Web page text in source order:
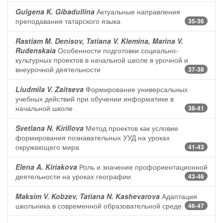
Gulgena K. Gibadullina Актуальные направления
преподавания татарского языка
35-36
Rastiam M. Denisov, Tatiana V. Klemina, Marina V.
Rudenskaia Особенности подготовки социально-
культурных проектов в начальной школе в урочной и
внеурочной деятельности
37-38
Liudmila V. Zaitseva Формирование универсальных
учебных действий при обучении информатике в
начальной школе
38-41
Svetlana N. Kirillova Метод проектов как условие
формирования познавательных УУД на уроках
окружающего мира
41-43
Elena A. Kiriakova Роль и значение профориентационной
деятельности на уроках географии
43-46
Maksim V. Kobzev, Tatiana N. Kashevarova Адаптация
школьника в современной образовательной среде
46-47